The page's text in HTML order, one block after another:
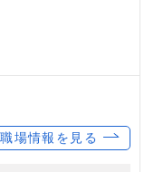
職場情報を見る